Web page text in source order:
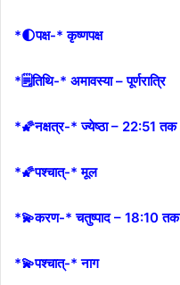
*🌓पक्ष-* कृष्णपक्ष
*🗒तिथि-* अमावस्या – पूर्णरात्रि
*🌠नक्षत्र-* ज्येष्ठा – 22:51 तक
*🌠पश्चात्-* मूल
*💫करण-* चतुष्पाद – 18:10 तक
*💫पश्चात्-* नाग